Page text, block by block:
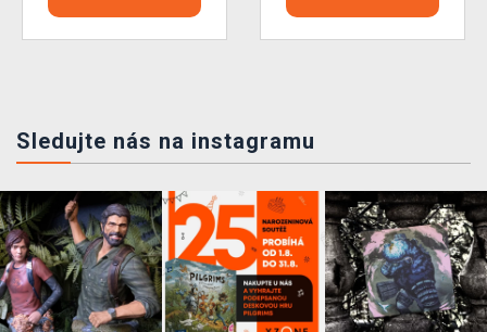
Sledujte nás na instagramu